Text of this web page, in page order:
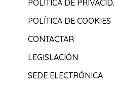
POLÍTICA DE
POLÍTICA DE COOKIES
CONTACTAR
LEGISLACIÓN
SEDE ELECTRÓNICA